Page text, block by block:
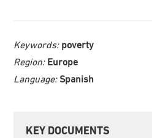
Keywords: poverty
Region: Europe
Language: Spanish
Primary
KEY DOCUMENTS